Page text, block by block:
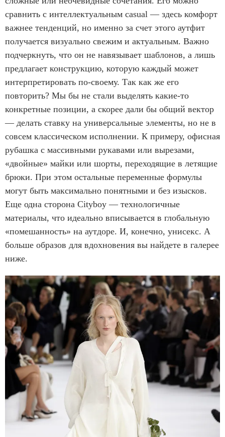
сравнить с интеллектуальным casual — здесь комфорт
важнее тенденций, но именно за счет этого аутфит
получается визуально свежим и актуальным. Важно
подчеркнуть, что он не навязывает шаблонов, а лишь
предлагает конструкцию, которую каждый может
интерпретировать по-своему. Так как же его
повторить? Мы бы не стали выделять какие-то
конкретные позиции, а скорее дали бы общий вектор
— делать ставку на универсальные элементы, но не в
совсем классическом исполнении. К примеру, офисная
рубашка с массивными рукавами или вырезами,
«двойные» майки или шорты, переходящие в летящие
брюки. При этом остальные переменные формулы
могут быть максимально понятными и без изысков.
Еще одна сторона Cityboy — технологичные
материалы, что идеально вписывается в глобальную
«помешанность» на аутдоре. И, конечно, унисекс. А
больше образов для вдохновения вы найдете в галерее
ниже.